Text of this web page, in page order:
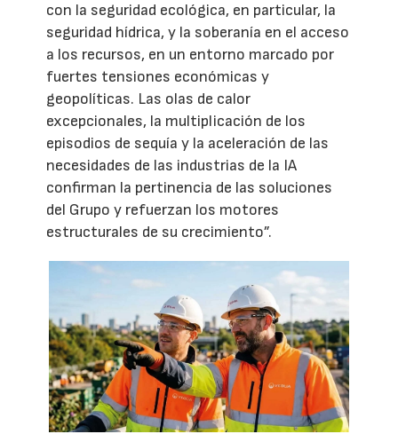
con la seguridad ecológica, en particular, la
seguridad hídrica, y la soberanía en el acceso
a los recursos, en un entorno marcado por
fuertes tensiones económicas y
geopolíticas. Las olas de calor
excepcionales, la multiplicación de los
episodios de sequía y la aceleración de las
necesidades de las industrias de la IA
confirman la pertinencia de las soluciones
del Grupo y refuerzan los motores
estructurales de su crecimiento”.